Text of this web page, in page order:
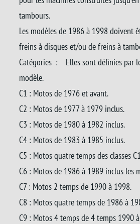
tambours.
Les modèles de 1986 à 1998 doivent
freins à disques et/ou de freins à
Catégories : Elles sont définies par
modèle.
C1 : Motos de 1976 et avant.
C2 : Motos de 1977 à 1979 inclus.
C3 : Motos de 1980 à 1982 inclus.
C4 : Motos de 1983 à 1985 inclus.
C5 : Motos quatre temps des classes
C6 : Motos de 1986 à 1989 inclus les
C7 : Motos 2 temps de 1990 à 1998.
C8 : Motos quatre temps de 1986 à
C9 : Motos 4 temps de 4 temps 1990